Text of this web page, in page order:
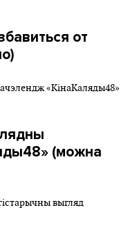
от
(можна